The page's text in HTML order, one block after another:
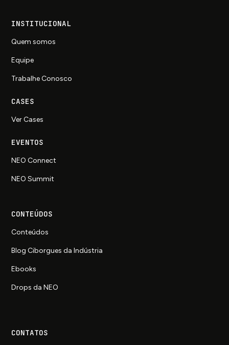
INSTITUCIONAL
Quem somos
Equipe
Trabalhe Conosco
CASES
Ver Cases
EVENTOS
NEO Connect
NEO Summit
CONTEÚDOS
Conteúdos
Blog Ciborgues da Indústria
Ebooks
Drops da NEO
CONTATOS